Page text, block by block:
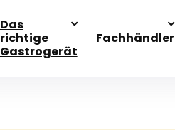
Das
richtige
Gastrogerät
Fachhändler